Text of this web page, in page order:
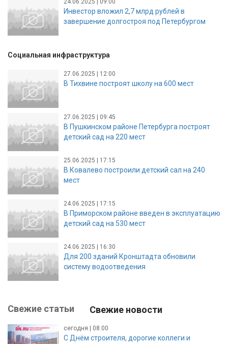
Инвестор вложил 2,7 млрд рублей в
завершение долгостроя под Петербургом
Социальная инфраструктура
27.06.2025 | 12:00
В Тихвине построят школу на 600 мест
27.06.2025 | 09:45
В Пушкинском районе Петербурга построят
детский сад на 220 мест
25.06.2025 | 17:15
В Ковалево построили детский сал на 240
мест
24.06.2025 | 17:15
В Приморском районе введен в эксплуатацию
детский сад на 530 мест
24.06.2025 | 16:30
Для 200 зданий Кронштадта обновили
систему водоотведения
Свежие статьи Свежие новости
сегодня | 08:00
С Днём строителя, дорогие коллеги и